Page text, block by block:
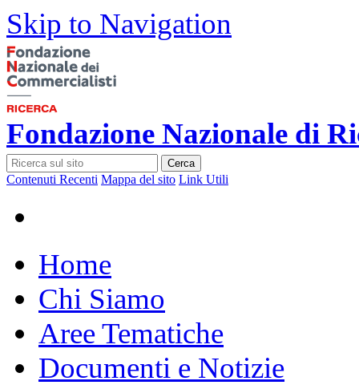
Skip to Navigation
Fondazione Nazionale di
Cerca
Contenuti Recenti Mappa del sito Link Utili
Home
Chi Siamo
Aree Tematiche
Documenti e Notizie